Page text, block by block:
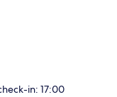
in: 17:00